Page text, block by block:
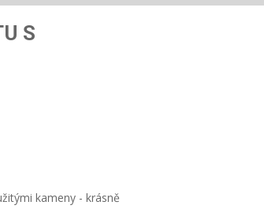
S
kameny - krásně